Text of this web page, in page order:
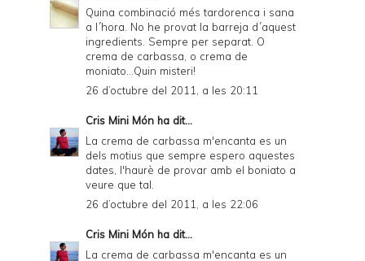
Quina combinació més tardorenca i sana
a l´hora. No he provat la barreja d´aquest
ingredients. Sempre per separat. O
crema de carbassa, o crema de
moniato...Quin misteri!
26 d’octubre del 2011, a les 20:11
Cris Mini Món ha dit...
La crema de carbassa m'encanta es un
dels motius que sempre espero aquestes
dates, l'haurè de provar amb el boniato a
veure que tal.
26 d’octubre del 2011, a les 22:06
Cris Mini Món ha dit...
La crema de carbassa m'encanta es un